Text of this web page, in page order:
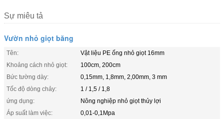
Sự miêu tả
Vườn nhỏ giọt băng
Tên:
Vật liệu PE ống nhỏ giọt 16mm
Khoảng cách nhỏ giọt:
100cm, 200cm
Bức tường dày:
0,15mm, 1,8mm, 2,00mm, 3 mm
Tốc độ dòng chảy:
1 / 1,5 / 1,8
ứng dụng:
Nông nghiệp nhỏ giọt thủy lợi
Áp suất làm việc:
0,01-0,1Mpa